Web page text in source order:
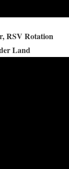
RSV Rotation
Land